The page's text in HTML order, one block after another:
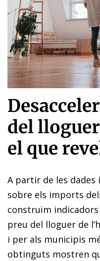
del
el que
A partir de les dades
sobre els imports
construïm indicadors
preu del lloguer de
i per als municipis
obtinguts mostren